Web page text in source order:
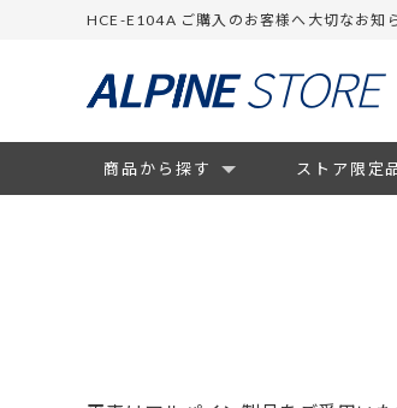
HCE-E104A ご購入のお客様へ大切なお知
商品から探す ストア限定